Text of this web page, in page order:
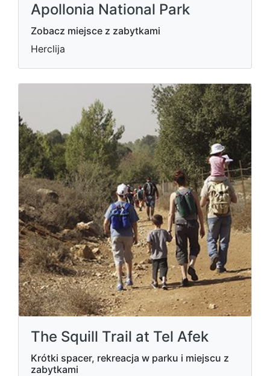
Apollonia National Park
Zobacz miejsce z zabytkami
Herclija
The Squill Trail at Tel Afek
Krótki spacer, rekreacja w parku i miejscu z
zabytkami